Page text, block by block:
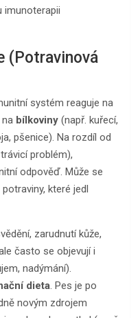
imunoterapii
(Potravinová
systém reaguje na
bílkoviny (např. kuřecí,
pšenice). Na rozdíl od
problém),
odpověď. Může se
které jedl
zarudnutí kůže,
často se objevují i
nadýmání).
dieta. Pes je po
novým zdrojem